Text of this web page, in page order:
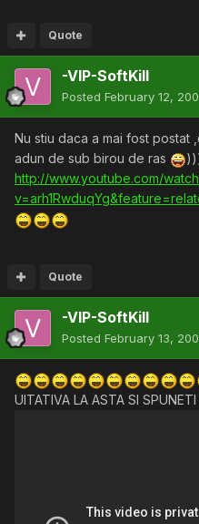
Quote
-VIP-SoftKill
Posted February 12,
Nu stiu daca a mai fost postat
adun de sub birou de ras
http://www.youtube.com/
Quote
-VIP-SoftKill
Posted February 13,
UITATIVA LA ASTA SI SPUNETI